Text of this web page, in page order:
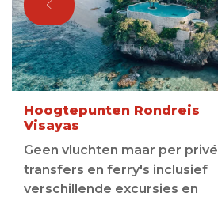
Hoogtepunten Rondreis
Visayas
Geen vluchten maar per privé
transfers en ferry's inclusief
verschillende excursies en